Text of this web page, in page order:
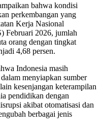
bahwa kondisi
perkembangan yang
Kerja Nasional
Februari 2026, jumlah
orang dengan tingkat
4,68 persen.
Indonesia masih
menyiapkan sumber
kesenjangan keterampilan
pendidikan dengan
akibat otomatisasi dan
berbagai jenis